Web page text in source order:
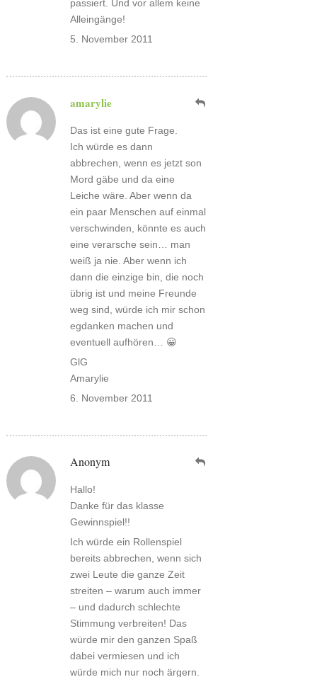
passiert. Und vor allem keine
Alleingänge!
5. November 2011
amarylie
Das ist eine gute Frage.
Ich würde es dann
abbrechen, wenn es jetzt son
Mord gäbe und da eine
Leiche wäre. Aber wenn da
ein paar Menschen auf einmal
verschwinden, könnte es auch
eine verarsche sein… man
weiß ja nie. Aber wenn ich
dann die einzige bin, die noch
übrig ist und meine Freunde
weg sind, würde ich mir schon
egdanken machen und
eventuell aufhören… 😀
GlG
Amarylie
6. November 2011
Anonym
Hallo!
Danke für das klasse
Gewinnspiel!!
Ich würde ein Rollenspiel
bereits abbrechen, wenn sich
zwei Leute die ganze Zeit
streiten – warum auch immer
– und dadurch schlechte
Stimmung verbreiten! Das
würde mir den ganzen Spaß
dabei vermiesen und ich
würde mich nur noch ärgern.